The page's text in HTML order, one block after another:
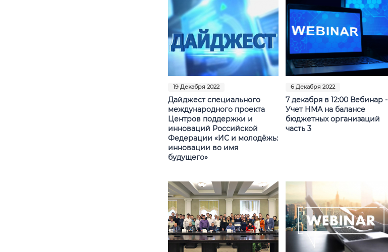
19 Декабря 2022
Дайджест специального
международного проекта
Центров поддержки и
инноваций Российской
Федерации «ИС и молодёжь:
инновации во имя
будущего»
6 Декабря 2022
7 декабря в 12:00 Вебинар -
Учет НМА на балансе
бюджетных организаций
часть 3